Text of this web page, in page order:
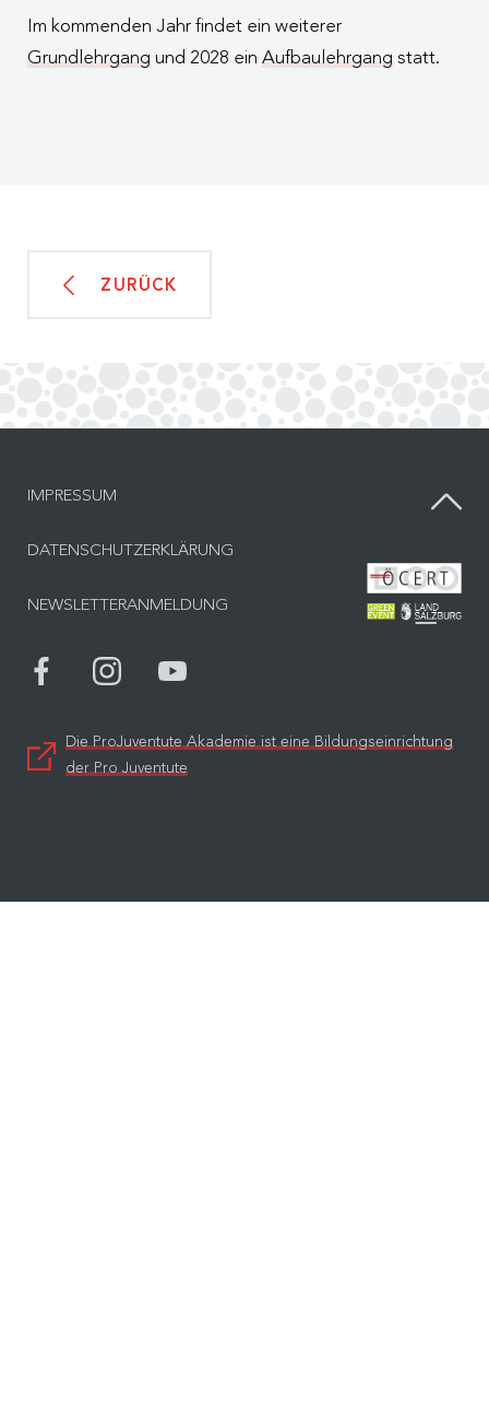
Im kommenden Jahr findet ein weiterer
Grundlehrgang und 2028 ein Aufbaulehrgang statt.
ZURÜCK
IMPRESSUM
DATENSCHUTZERKLÄRUNG
NEWSLETTERANMELDUNG
Die ProJuventute Akademie ist eine Bildungseinrichtung
der Pro Juventute